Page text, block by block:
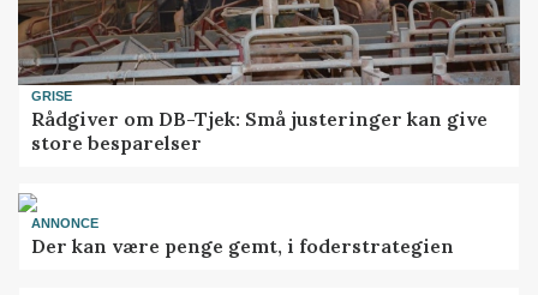
GRISE
Rådgiver om DB-Tjek: Små justeringer kan give
store besparelser
ANNONCE
Der kan være penge gemt, i foderstrategien